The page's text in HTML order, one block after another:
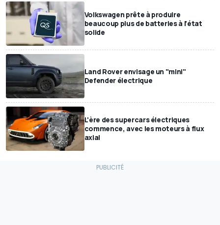
Volkswagen prête à produire
beaucoup plus de batteries à l'état
solide
Land Rover envisage un "mini"
Defender électrique
L'ère des supercars électriques
commence, avec les moteurs à flux
axial